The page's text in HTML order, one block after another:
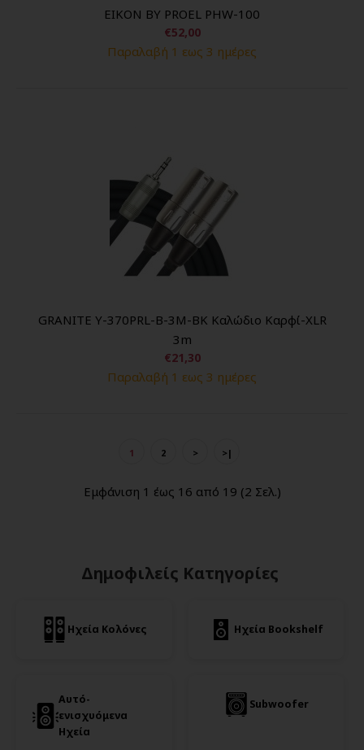
EIKON BY PROEL PHW-100
€52,00
Παραλαβή 1 εως 3 ημέρες
GRANITE Y-370PRL-B-3M-BK Kαλώδιο Καρφί-XLR
3m
€21,30
Παραλαβή 1 εως 3 ημέρες
1 2 > >|
Εμφάνιση 1 έως 16 από 19 (2 Σελ.)
Δημοφιλείς Κατηγορίες
Ηχεία Κολόνες Ηχεία Bookshelf
Αυτό-
ενισχυόμενα
Ηχεία
Subwoofer